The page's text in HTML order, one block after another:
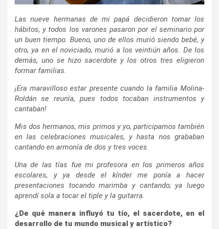
Las nueve hermanas de mi papá decidieron tomar los
hábitos, y todos los varones pasaron por el seminario por
un buen tiempo. Bueno, uno de ellos murió siendo bebé, y
otro, ya en el noviciado, murió a los veintiún años. De los
demás, uno se hizo sacerdote y los otros tres eligieron
formar familias.
¡Era maravilloso estar presente cuando la familia Molina-
Roldán se reunía, pues todos tocaban instrumentos y
cantaban!
Mis dos hermanos, mis primos y yo, participamos también
en las celebraciones musicales, y hasta nos grababan
cantando en armonía de dos y tres voces.
Una de las tías fue mi profesora en los primeros años
escolares, y ya desde el kínder me ponía a hacer
presentaciones tocando marimba y cantando; ya luego
aprendí sola a tocar el tiple y la guitarra.
¿De qué manera influyó tu tío, el sacerdote, en el
desarrollo de tu mundo musical y artístico?